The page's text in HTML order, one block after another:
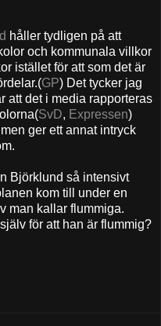
håller tydligen på att
och kommunala villkor
istället för att som det är
GP) Det tycker jag
att det i media rapporteras
SvD, Expressen)
ger ett annat intryck
Björklund så intensivt
kom till under en
man kallar flummiga.
för att han är flummig?